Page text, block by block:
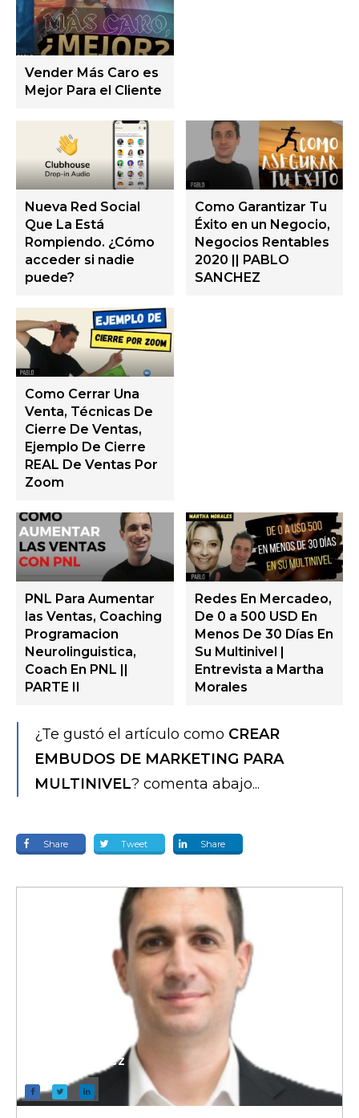
Vender Más Caro es
Mejor Para el Cliente
Nueva Red Social
Que La Está
Rompiendo. ¿Cómo
acceder si nadie
puede?
Como Garantizar Tu
Éxito en un Negocio,
Negocios Rentables
2020 || PABLO
SANCHEZ
Como Cerrar Una
Venta, Técnicas De
Cierre De Ventas,
Ejemplo De Cierre
REAL De Ventas Por
Zoom
PNL Para Aumentar
las Ventas, Coaching
Programacion
Neurolinguistica,
Coach En PNL ||
PARTE II
Redes En Mercadeo,
De 0 a 500 USD En
Menos De 30 Días En
Su Multinivel |
Entrevista a Martha
Morales
¿Te gustó el artículo como CREAR
EMBUDOS DE MARKETING PARA
MULTINIVEL? comenta abajo...
Share Tweet Share
Pablo Sanchez